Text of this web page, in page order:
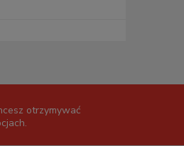
otrzymywać